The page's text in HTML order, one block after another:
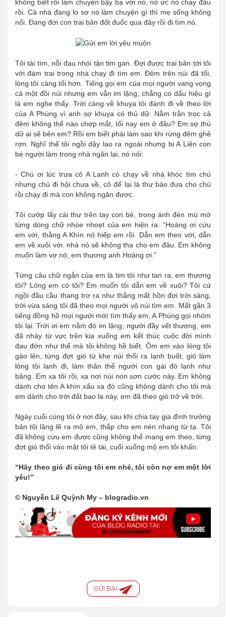
không biết rồi làm chuyện bậy bạ với nó, nó ức nó chạy đâu
rồi. Cả nhà đang lo sợ nó làm chuyện gì thì mẹ sống không
nổi. Đang đợi con trai bản đốt đuốc qua đây rồi đi tìm nó.
Tôi tái tím, nỗi đau nhói tận tim gan. Đợi được trai bản tới tôi
với đám trai trong nhà chạy đi tìm em. Đêm trên núi đã tối,
lòng tôi càng tối hơn. Tiếng gọi em của mọi người vang vọng
cả một đồi núi nhưng em vẫn im lặng, chẳng có dấu hiệu gì
là em nghe thấy. Trời càng về khuya tôi đành đi về theo lời
của A Phùng vì anh sợ khuya có thú dữ. Nằm trằn trọc cả
đêm không thể nào chợp mắt, tối nay em ở đâu? Em sợ thú
dữ ai sẽ bên em? Rồi em biết phải làm sao khi rừng đêm ghê
rợn. Nghĩ thế tôi ngồi dậy lao ra ngoài nhưng bị A Liên con
bé người làm trong nhà ngăn lại, nó nói:
- Chú ơi lúc trưa cô A Lanh có chạy về nhà khóc tìm chú
nhưng chú đi hội chưa về, cô để lại lá thư bảo đưa cho chú
rồi chạy đi mà con không ngăn được.
Tôi cướp lấy cái thư trên tay con bé, trong ánh đèn mù mờ
từng dòng chữ nhòe nhoẹt của em hiện ra: “Hoàng ơi cứu
em với, thằng A Khìn nó hiếp em rồi. Dẫn em theo với, dẫn
em về xuôi với. nhà nó sẽ không tha cho em đâu. Em không
muốn làm vợ nó, em thương anh Hoàng ơi.”
Từng câu chữ ngắn của em là tim tôi như tan ra, em thương
tôi? Lòng em có tôi? Em muốn tôi dẫn em về xuôi? Tôi cứ
ngồi đầu cầu thang trơ ra như thằng mất hồn đợi trời sáng,
trời vừa sáng tôi đã theo mọi người vô núi tìm em. Mất gần 3
tiếng đồng hồ mọi người mới tìm thấy em, A Phùng gọi nhóm
tôi lại. Trời ơi em nằm đó im lặng, người đầy vết thương, em
đã nhảy từ vực trên kia xuống em kết thúc cuộc đời mình
đau đớn như thế mà tôi không hề biết. Ôm em vào lòng tôi
gào lên, từng đợt gió từ khe núi thổi ra lạnh buốt, gió làm
lòng tôi lạnh đi, làm thân thể người con gái đó lạnh như
băng. Em xa tôi rồi, xa nơi núi non sơn cước này. Em không
dành cho tên A khìn xấu xa đó cũng không dành cho tôi mà
em dành cho trời đất bao la này, em đã theo gió trở về trời.
Ngày cuối cùng tôi ở nơi đây, sau khi chia tay gia đình trưởng
bản tôi lặng lẽ ra mộ em, thắp cho em nén nhang từ tạ. Tôi
đã không cứu em được cũng không thể mang em theo, từng
đợt gió thổi vào mặt tôi tê tái, cuối xuống mộ em tôi khấn:
“Hãy theo gió đi cùng tôi em nhé, tôi còn nợ em một lời
yêu!”
© Nguyễn Lê Quỳnh My – blogradio.vn
GỬI BÀI